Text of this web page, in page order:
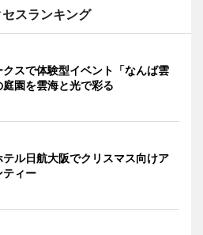
スランキング
スで体験型イベント「なんば雲
園を雲海と光で彩る
ル日航大阪でクリスマス向けア
ティー